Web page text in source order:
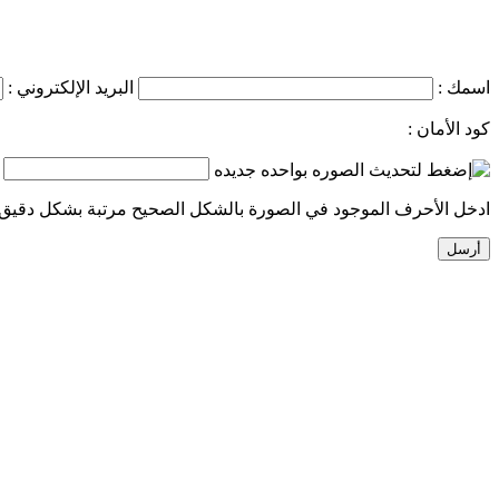
اسمك : البريد الإلكتروني :
كود الأمان :
ادخل الأحرف الموجود في الصورة بالشكل الصحيح مرتبة بشكل